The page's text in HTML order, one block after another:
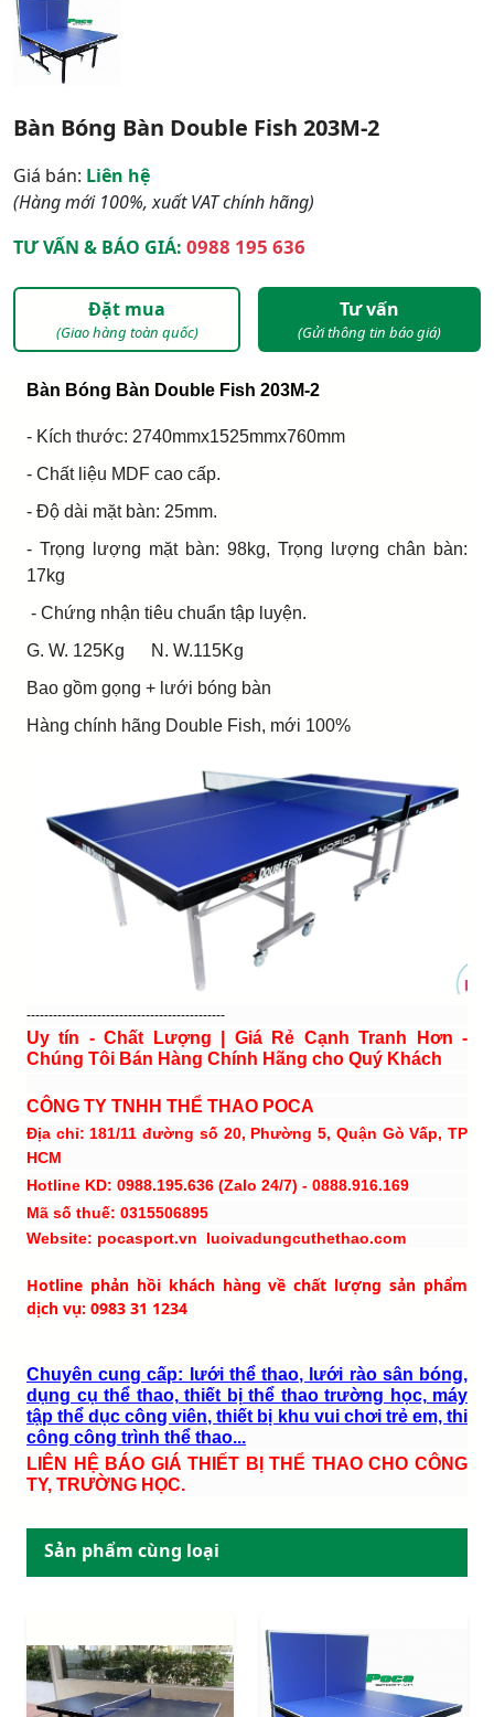
Bàn Bóng Bàn Double Fish 203M-2
Giá bán: Liên hệ
(Hàng mới 100%, xuất VAT chính hãng)
TƯ VẤN & BÁO GIÁ: 0988 195 636
Đặt mua
(Giao hàng toàn quốc)
Tư vấn
(Gửi thông tin báo giá)
Bàn Bóng Bàn Double Fish 203M-2
- Kích thước: 2740mmx1525mmx760mm
- Chất liệu MDF cao cấp.
- Độ dài mặt bàn: 25mm.
- Trọng lượng mặt bàn: 98kg, Trọng lượng chân bàn:
17kg
- Chứng nhận tiêu chuẩn tập luyện.
G. W. 125Kg N. W.115Kg
Bao gồm gọng + lưới bóng bàn
Hàng chính hãng Double Fish, mới 100%
---------------------------------------------
Uy tín - Chất Lượng | Giá Rẻ Cạnh Tranh Hơn -
Chúng Tôi Bán Hàng Chính Hãng cho Quý Khách
CÔNG TY TNHH THỂ THAO POCA
Địa chỉ: 181/11 đường số 20, Phường 5, Quận Gò Vấp, TP
HCM
Hotline KD: 0988.195.636 (Zalo 24/7) - 0888.916.169
Mã số thuế: 0315506895
Website: pocasport.vn luoivadungcuthethao.com
Hotline phản hồi khách hàng về chất lượng sản phẩm
dịch vụ: 0983 31 1234
Chuyên cung cấp: lưới thể thao, lưới rào sân bóng,
dụng cụ thể thao, thiết bị thể thao trường học, máy
tập thể dục công viên, thiết bị khu vui chơi trẻ em, thi
công công trình thể thao...
LIÊN HỆ BÁO GIÁ THIẾT BỊ THỂ THAO CHO CÔNG
TY, TRƯỜNG HỌC.
Sản phẩm cùng loại